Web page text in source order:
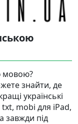
мовою?
знайти, де
українські
mobi для iPad,
завжди під